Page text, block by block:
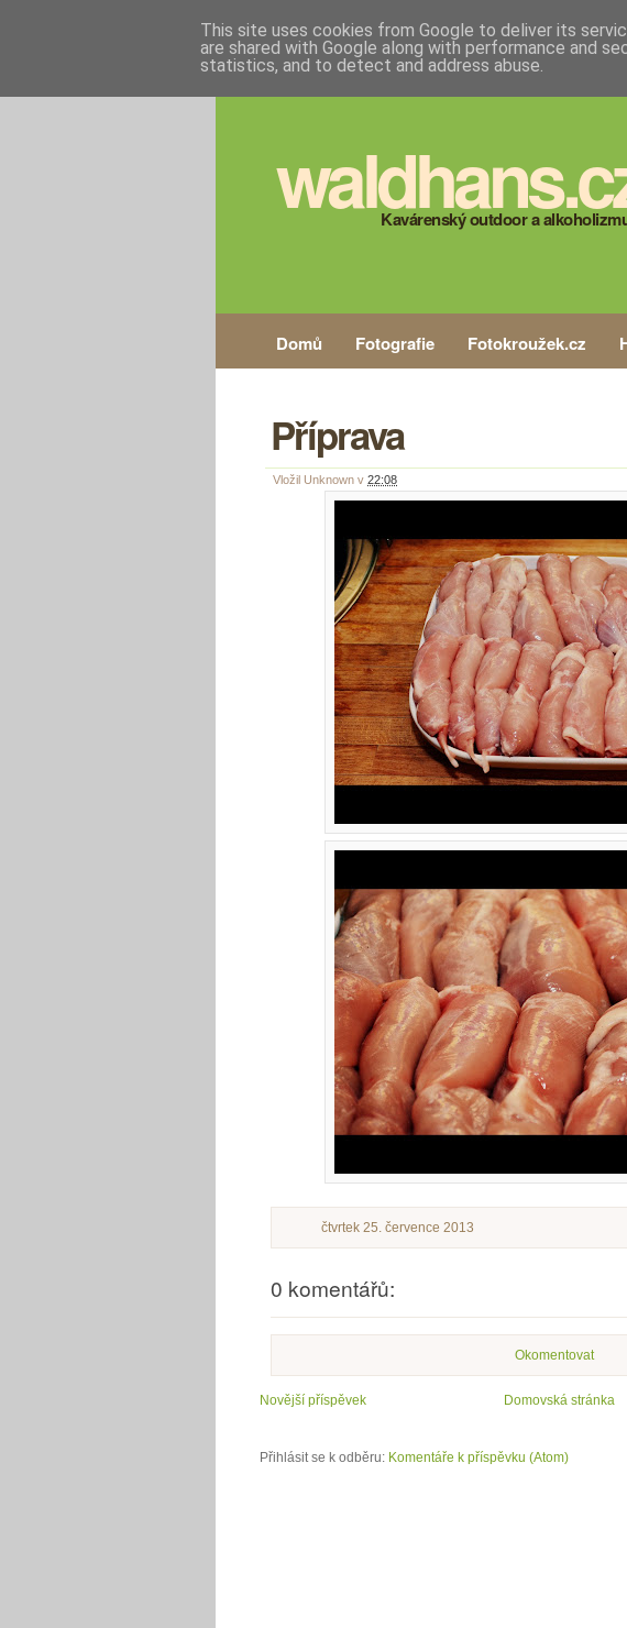
Kavárenský outdoor a
Domů Fotografie Fotokroužek.cz
Příprava
Vložil Unknown v 22:08
čtvrtek 25. července 2013
0 komentářů:
Okomentovat
Novější příspěvek Domovská stránka
Přihlásit se k odběru: Komentáře k příspěvku (Atom)
This site uses cookies from Google to deliver its
are shared with Google along with performance and
statistics, and to detect and address abuse.